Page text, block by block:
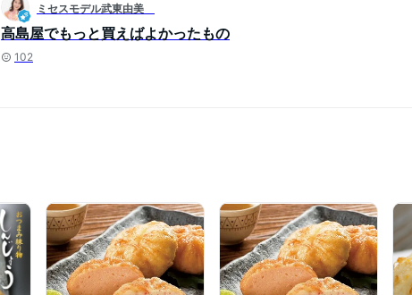
ミセスモデル武東由美
高島屋でもっと買えばよかったもの
102